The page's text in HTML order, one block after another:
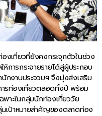
งเที่ยวที่ยังคงกระจุกตัวในช่วง
การกระจายรายได้สู่ผู้ประกอบ
กงานประจวบฯ จึงมุ่งส่งเสริม
ารท่องเที่ยวตลอดทั้งปี พร้อม
พาะในกลุ่มนักท่องเที่ยววัย
เป้าหมายสำคัญของตลาดท่อง